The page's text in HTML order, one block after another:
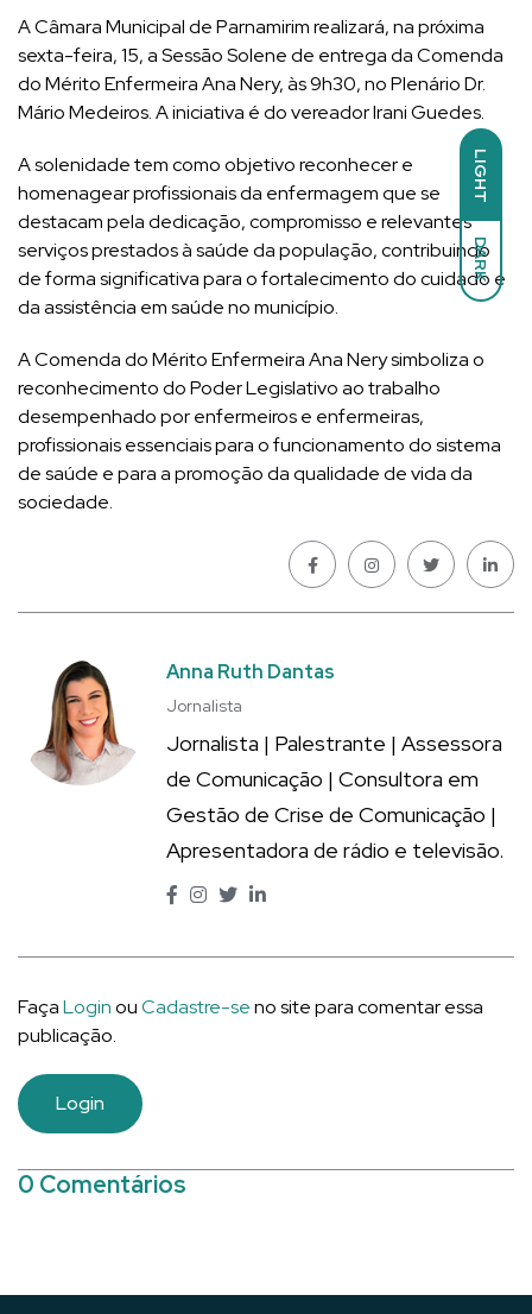
LIGHT
DARK
A Câmara Municipal de Parnamirim realizará, na próxima
sexta-feira, 15, a Sessão Solene de entrega da Comenda
do Mérito Enfermeira Ana Nery, às 9h30, no Plenário Dr.
Mário Medeiros. A iniciativa é do vereador Irani Guedes.
A solenidade tem como objetivo reconhecer e
homenagear profissionais da enfermagem que se
destacam pela dedicação, compromisso e relevantes
serviços prestados à saúde da população, contribuindo
de forma significativa para o fortalecimento do cuidado e
da assistência em saúde no município.
A Comenda do Mérito Enfermeira Ana Nery simboliza o
reconhecimento do Poder Legislativo ao trabalho
desempenhado por enfermeiros e enfermeiras,
profissionais essenciais para o funcionamento do sistema
de saúde e para a promoção da qualidade de vida da
sociedade.
Anna Ruth Dantas
Jornalista
Jornalista | Palestrante | Assessora
de Comunicação | Consultora em
Gestão de Crise de Comunicação |
Apresentadora de rádio e televisão.
FaçaLoginouCadastre-seno site para comentar essa
publicação.
Login
0 Comentários